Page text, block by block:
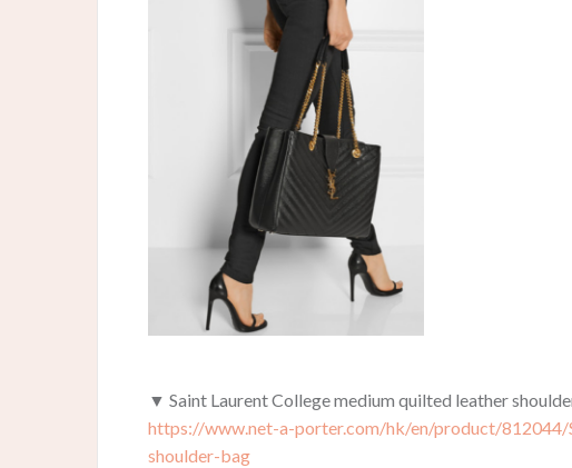
▼ Saint Laurent College medium quilted leather
https://www.net-a-porter.com/hk/en/product/812044/
shoulder-bag